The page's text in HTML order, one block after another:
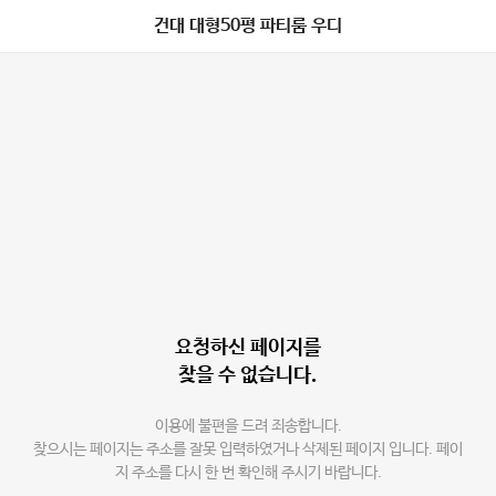
건대 대형50평 파티룸 우디
요청하신 페이지를
찾을 수 없습니다.
이용에 불편을 드려 죄송합니다.
찾으시는 페이지는 주소를 잘못 입력하였거나 삭제된 페이지 입니다. 페이
지 주소를 다시 한 번 확인해 주시기 바랍니다.